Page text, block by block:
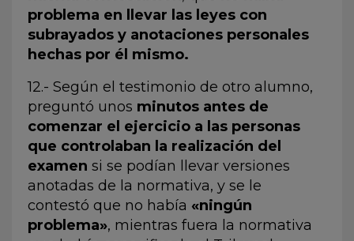
problema en llevar las leyes con
subrayados y anotaciones personales
hechas por él mismo.
12.- Según el testimonio de otro alumno,
preguntó unos minutos antes de
comenzar el ejercicio a las personas
que controlaban la realización del
examen si se podían llevar versiones
anotadas de la normativa, y se le
contestó que no había «ningún
problema», mientras fuera la normativa